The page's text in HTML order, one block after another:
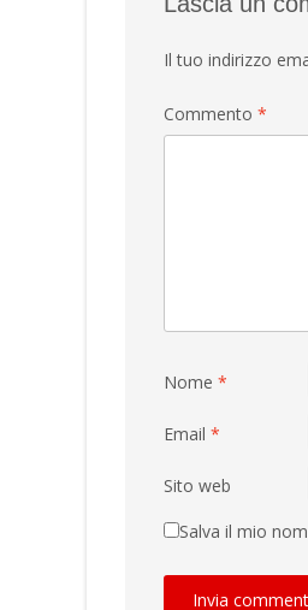
Il tuo indirizzo
Commento *
Nome *
Email *
Sito web
Salva il mio